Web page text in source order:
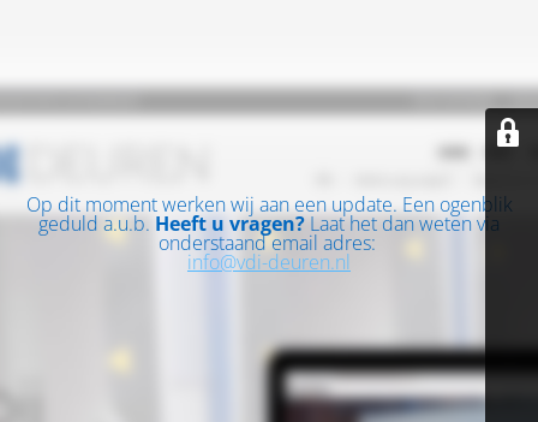
Op dit moment werken wij aan een update. Een ogenblik
geduld a.u.b. Heeft u vragen? Laat het dan weten via
onderstaand email adres:
info@vdi-deuren.nl